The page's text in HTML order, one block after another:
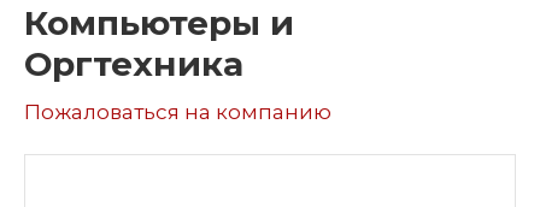
Компьютеры и
Оргтехника
Пожаловаться на компанию